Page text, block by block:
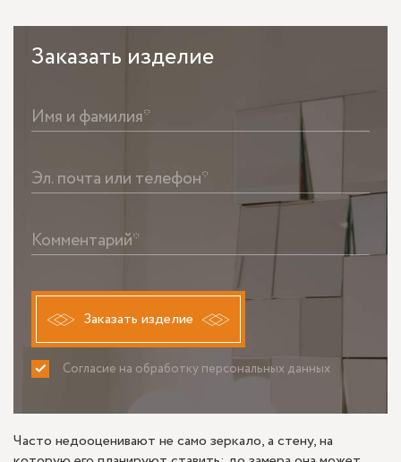
Заказать изделие
Имя и фамилия*
Эл. почта или телефон*
Комментарий*
Заказать изделие
Согласие на обработку персональных данных
ПРИНИМАЮ НЕ ПРИНИМАЮ
Часто недооценивают не само зеркало, а стену, на